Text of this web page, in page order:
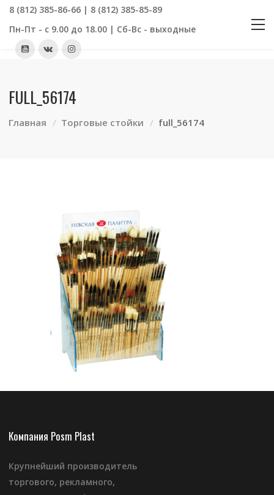
8 (812) 385-86-66 | 8 (812) 385-85-89
Пн-Пт - с 9.00 до 18.00 | Сб-Вс - выходные
FULL_56174
Главная Торговые стойки full_56174
Компания Posm Plast
Крупнейший производитель
торгового, рекламного,